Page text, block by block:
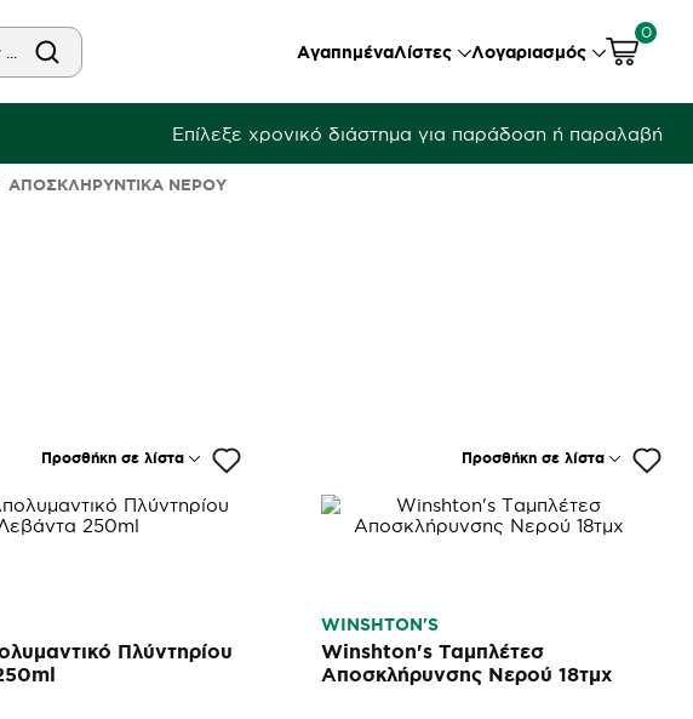
ΑγαπημέναΛίστες Λογαριασμός
0
Επίλεξε χρονικό διάστημα για παράδοση ή παραλαβή
ΑΠΟΣΚΛΗΡΥΝΤΙΚΆ ΝΕΡΟΎ
Προσθήκη σε λίστα
Πλύντηρίου
Προσθήκη σε λίστα
WINSHTON'S
Winshton's Ταμπλέτεσ
Αποσκλήρυνσης Νερού 18τμχ